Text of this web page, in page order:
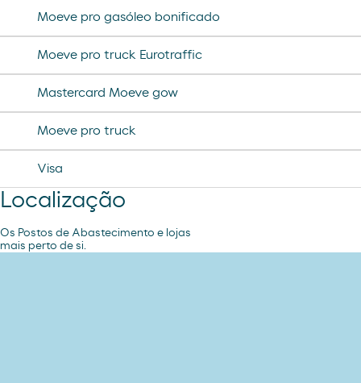
helado calippo
Moeve pro gasóleo bonificado
Moeve pro truck Eurotraffic
Mastercard Moeve gow
Moeve pro truck
Visa
Localização
Os Postos de Abastecimento e lojas
mais perto de si.